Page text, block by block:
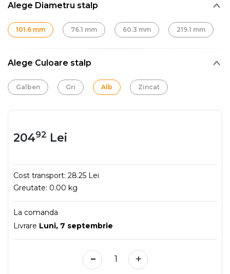
Alege Diametru stalp
101.6 mm 76.1 mm 60.3 mm 219.1 mm
Alege Culoare stalp
Galben Gri Alb Zincat
20492 Lei
Cost transport: 28.25 Lei
Greutate: 0.00 kg
La comanda
Livrare Luni, 7 septembrie
- +